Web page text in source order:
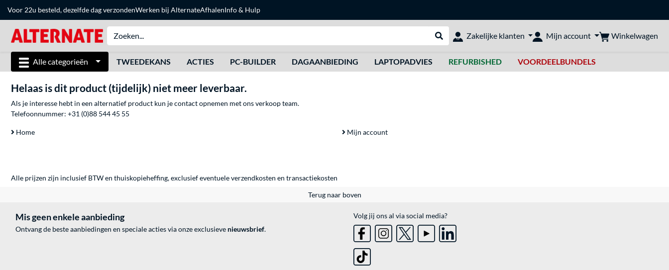
Voor 22u besteld, dezelfde dag verzondenWerken bij AlternateAfhalenInfo & Hulp
Webshop doorzoeken
Zakelijke klanten Mijn account Winkelwagen
Alle categorieën TWEEDEKANS ACTIES PC-BUILDER DAGAANBIEDING LAPTOPADVIES REFURBISHED VOORDEELBUNDELS
Helaas is dit product (tijdelijk) niet meer leverbaar.
Als je interesse hebt in een alternatief product kun je contact opnemen met ons verkoop team.
Telefoonnummer: +31 (0)88 544 45 55
Home Mijn account
Alle prijzen zijn inclusief BTW en thuiskopieheffing, exclusief eventueleverzendkosten en transactiekosten
Terug naar boven
Mis geen enkele aanbieding
Ontvang de beste aanbiedingen en speciale acties via onze exclusieve nieuwsbrief.
Volg jij ons al via social media?